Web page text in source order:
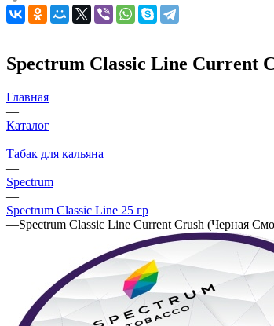
Spectrum Classic Line Current
Главная
—
Каталог
—
Табак для кальяна
—
Spectrum
—
Spectrum Classic Line 25 гр
—Spectrum Classic Line Current Crush (Черная